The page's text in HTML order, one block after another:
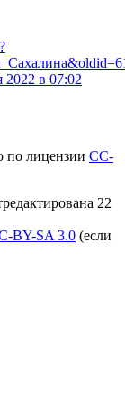
2022 в 07:02
по лицензии CC-
22
BY-SA 3.0 (если